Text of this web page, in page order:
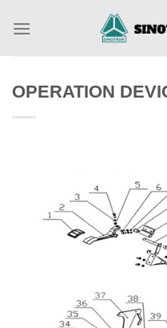
OPERATION